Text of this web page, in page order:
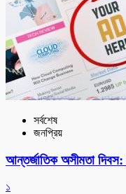
সর্বশেষ
জনপ্রিয়
আন্তর্জাতিক অসীমতা দিবস:
১